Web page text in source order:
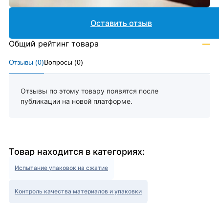
Отзывы (0)Вопросы (0)
Отзывы по этому товару появятся после
публикации на новой платформе.
Оставить отзыв
Общий рейтинг товара —
Товар находится в категориях:
Испытание упаковок на сжатие
Контроль качества материалов и упаковки